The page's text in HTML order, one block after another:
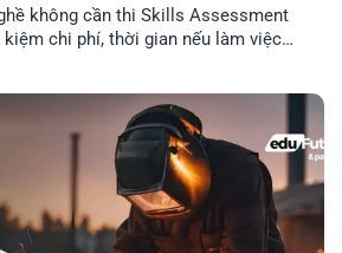
không cần thi Skills Assessment
chi phí, thời gian nếu làm việc